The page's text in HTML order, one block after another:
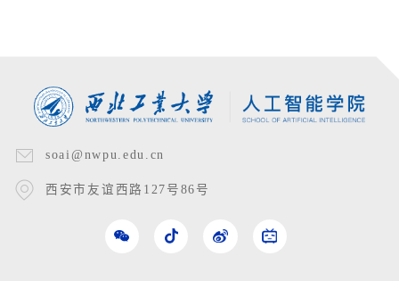
soai@nwpu.edu.cn
西安市友谊西路127号86号